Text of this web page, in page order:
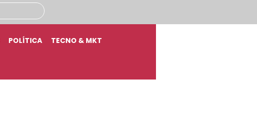
POLÍTICA TECNO & MKT